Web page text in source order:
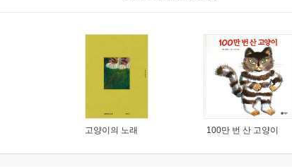
고양이의 노래 100만 번 산 고양이